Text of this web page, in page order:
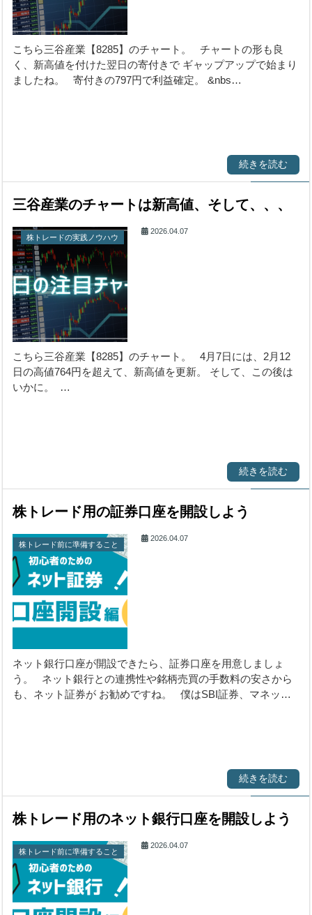
こちら三谷産業【8285】のチャート。 チャートの形も良
く、新高値を付けた翌日の寄付きで ギャップアップで始まり
ましたね。 寄付きの797円で利益確定。 &nbs…
続きを読む
三谷産業のチャートは新高値、そして、、、
株トレードの実践ノウハウ
2026.04.07
こちら三谷産業【8285】のチャート。 4月7日には、2月12
日の高値764円を超えて、新高値を更新。 そして、この後は
いかに。 …
続きを読む
株トレード用の証券口座を開設しよう
株トレード前に準備すること
2026.04.07
ネット銀行口座が開設できたら、証券口座を用意しましょ
う。 ネット銀行との連携性や銘柄売買の手数料の安さから
も、ネット証券が お勧めですね。 僕はSBI証券、マネッ…
続きを読む
株トレード用のネット銀行口座を開設しよう
株トレード前に準備すること
2026.04.07